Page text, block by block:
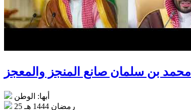
محمد بن سلمان صانع المنجز والمعجز
أبها: الوطن
25 رمضان 1444 هـ